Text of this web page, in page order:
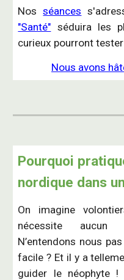
Nosséances
"Santé" séduira les
curieux pourront
Nous avons
Pourquoi
nordique dans
On imagine
nécessite aucun
N’entendons nous
facile ? Et il y a
guider le néophyte